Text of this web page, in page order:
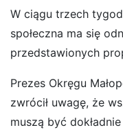
W ciągu trzech
społeczna ma się
przedstawionych
Prezes Okręgu
zwrócił uwagę, że
muszą być